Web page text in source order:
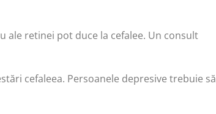
ale retinei pot duce la cefalee. Un consult
cefaleea. Persoanele depresive trebuie să